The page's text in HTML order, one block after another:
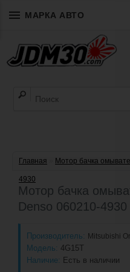
МАРКА АВТО
Главная Мотор бачка
4930
Мотор бачка
Denso 060210-4930
Производитель: Mitsubishi
Модель: 4G15T
Наличие: Есть в наличии